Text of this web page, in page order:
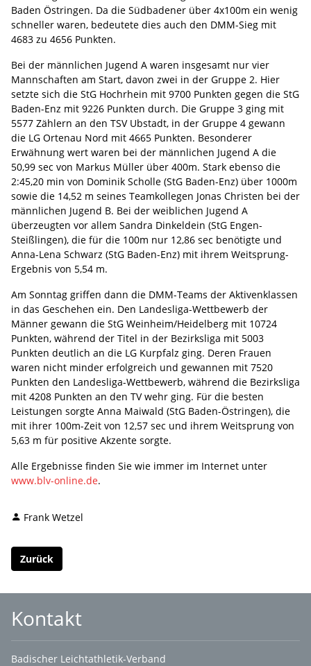
Baden Östringen. Da die Südbadener über 4x100m ein wenig
schneller waren, bedeutete dies auch den DMM-Sieg mit
4683 zu 4656 Punkten.
Bei der männlichen Jugend A waren insgesamt nur vier
Mannschaften am Start, davon zwei in der Gruppe 2. Hier
setzte sich die StG Hochrhein mit 9700 Punkten gegen die StG
Baden-Enz mit 9226 Punkten durch. Die Gruppe 3 ging mit
5577 Zählern an den TSV Ubstadt, in der Gruppe 4 gewann
die LG Ortenau Nord mit 4665 Punkten. Besonderer
Erwähnung wert waren bei der männlichen Jugend A die
50,99 sec von Markus Müller über 400m. Stark ebenso die
2:45,20 min von Dominik Scholle (StG Baden-Enz) über 1000m
sowie die 14,52 m seines Teamkollegen Jonas Christen bei der
männlichen Jugend B. Bei der weiblichen Jugend A
überzeugten vor allem Sandra Dinkeldein (StG Engen-
Steißlingen), die für die 100m nur 12,86 sec benötigte und
Anna-Lena Schwarz (StG Baden-Enz) mit ihrem Weitsprung-
Ergebnis von 5,54 m.
Am Sonntag griffen dann die DMM-Teams der Aktivenklassen
in das Geschehen ein. Den Landesliga-Wettbewerb der
Männer gewann die StG Weinheim/Heidelberg mit 10724
Punkten, während der Titel in der Bezirksliga mit 5003
Punkten deutlich an die LG Kurpfalz ging. Deren Frauen
waren nicht minder erfolgreich und gewannen mit 7520
Punkten den Landesliga-Wettbewerb, während die Bezirksliga
mit 4208 Punkten an den TV wehr ging. Für die besten
Leistungen sorgte Anna Maiwald (StG Baden-Östringen), die
mit ihrer 100m-Zeit von 12,57 sec und ihrem Weitsprung von
5,63 m für positive Akzente sorgte.
Alle Ergebnisse finden Sie wie immer im Internet unter
www.blv-online.de.
Frank Wetzel
Zurück
Kontakt
Badischer Leichtathletik-Verband